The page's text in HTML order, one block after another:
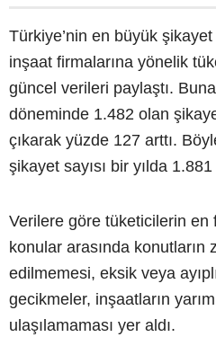
Türkiye’nin en büyük
inşaat firmalarına yönelik
güncel verileri paylaştı.
döneminde 1.482 olan
çıkarak yüzde 127 arttı.
şikayet sayısı bir yılda
Verilere göre tüketicilerin en
konular arasında konutların
edilmemesi, eksik veya
gecikmeler, inşaatların
ulaşılamaması yer aldı.